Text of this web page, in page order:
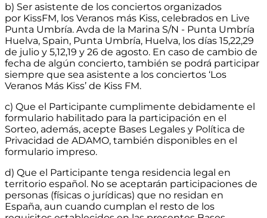
b) Ser asistente de los conciertos organizados
por KissFM, los Veranos más Kiss, celebrados en Live
Punta Umbría. Avda de la Marina S/N - Punta Umbría
Huelva, Spain, Punta Umbría, Huelva, los días 15,22,29
de julio y 5,12,19 y 26 de agosto. En caso de cambio de
fecha de algún concierto, también se podrá participar
siempre que sea asistente a los conciertos ‘Los
Veranos Más Kiss’ de Kiss FM.
c) Que el Participante cumplimente debidamente el
formulario habilitado para la participación en el
Sorteo, además, acepte Bases Legales y Política de
Privacidad de ADAMO, también disponibles en el
formulario impreso.
d) Que el Participante tenga residencia legal en
territorio español. No se aceptarán participaciones de
personas (físicas o jurídicas) que no residan en
España, aun cuando cumplan el resto de los